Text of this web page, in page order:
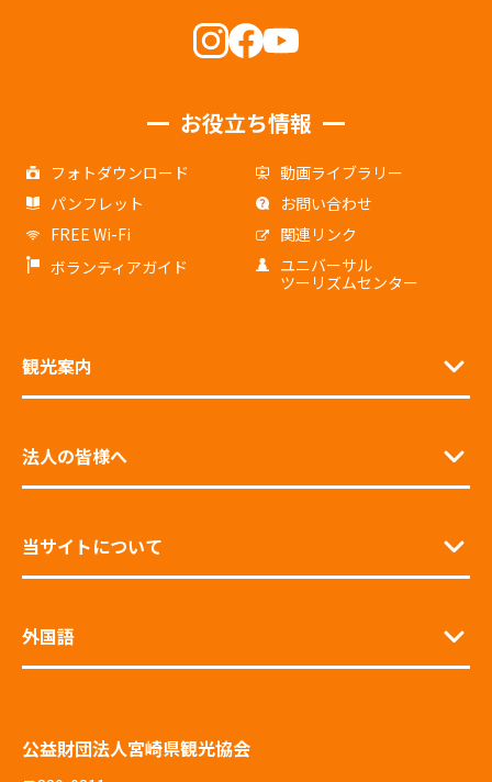
お役立ち情報
フォトダウンロード
動画ライブラリー
パンフレット
お問い合わせ
FREE Wi-Fi
関連リンク
ボランティアガイド
ユニバーサル
ツーリズムセンター
観光案内
法人の皆様へ
当サイトについて
外国語
公益財団法人宮崎県観光協会